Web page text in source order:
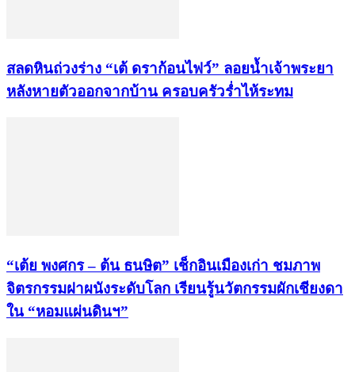
สลดหินถ่วงร่าง “เต้ ดราก้อนไฟว์” ลอยน้ำเจ้าพระยา
หลังหายตัวออกจากบ้าน ครอบครัวร่ำไห้ระทม
“เต้ย พงศกร – ต้น ธนษิต” เช็กอินเมืองเก่า ชมภาพ
จิตรกรรมฝาผนังระดับโลก เรียนรู้นวัตกรรมผักเชียงดา
ใน “หอมแผ่นดินฯ”